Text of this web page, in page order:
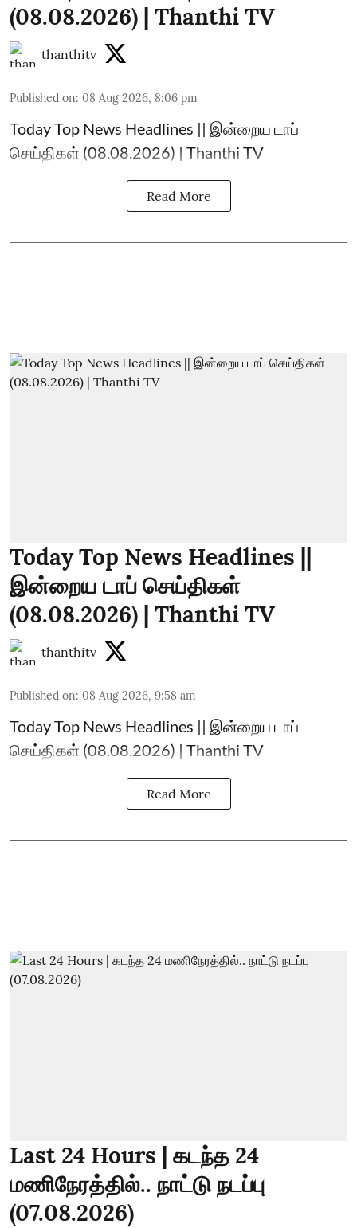
(08.08.2026) | Thanthi TV
thanthitv
Published on: 08 Aug 2026, 8:06 pm
Today Top News Headlines || இன்றைய டாப்
செய்திகள் (08.08.2026) | Thanthi TV
Read More
Today Top News Headlines ||
இன்றைய டாப் செய்திகள்
(08.08.2026) | Thanthi TV
thanthitv
Published on: 08 Aug 2026, 9:58 am
Today Top News Headlines || இன்றைய டாப்
செய்திகள் (08.08.2026) | Thanthi TV
Read More
Last 24 Hours | கடந்த 24
மணிநேரத்தில்.. நாட்டு நடப்பு
(07.08.2026)